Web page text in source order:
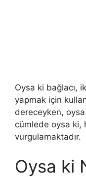
Oysa ki bağlacı,
yapmak için
dereceyken,
cümlede oysa ki,
vurgulamaktadır.
Oysa ki